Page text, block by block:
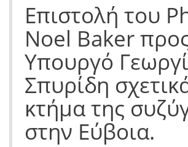
Επιστολή του
Noel Baker
Υπουργό
Σπυρίδη
κτήμα της
στην Εύβοια.